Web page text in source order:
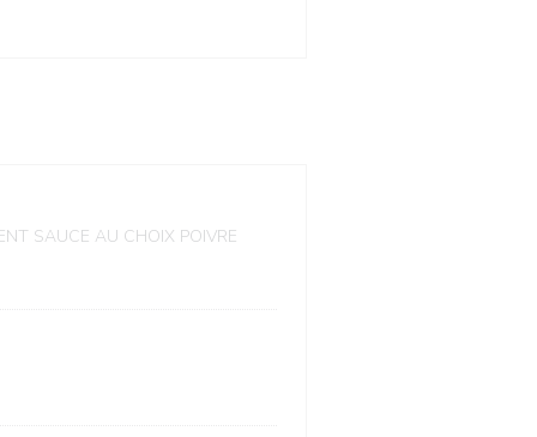
SAUCE AU CHOIX POIVRE